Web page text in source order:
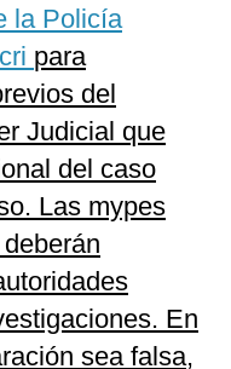
la Policía
para
del
Judicial que
del caso
Las mypes
En
sea falsa,